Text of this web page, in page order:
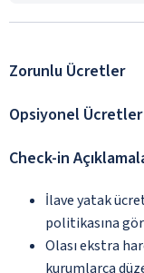
Zorunlu Ücretler
Opsiyonel Ücretler
Check-in
İlave yatak
politikasına
Olası ekstra
kurumlarca